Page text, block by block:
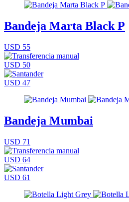
Bandeja Marta Black P
USD 55
USD 50
USD 47
Bandeja Mumbai
USD 71
USD 64
USD 61